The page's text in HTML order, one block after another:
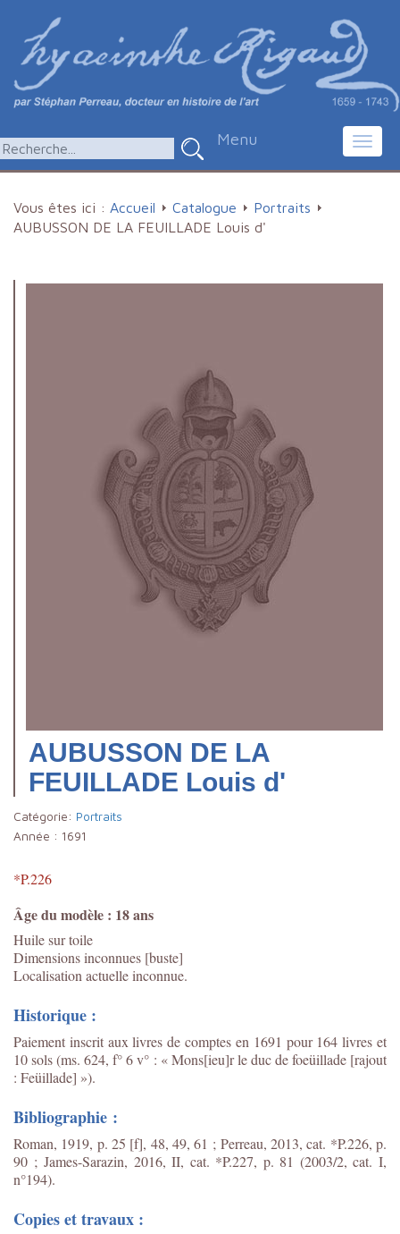
Menu
Vous êtes ici : Accueil Catalogue
Portraits
AUBUSSON DE LA FEUILLADE Louis d'
AUBUSSON DE LA
FEUILLADE Louis d'
Catégorie: Portraits
Année : 1691
*P.226
Âge du modèle : 18 ans
Huile sur toile
Dimensions inconnues [buste]
Localisation actuelle inconnue.
Historique :
Paiement inscrit aux livres de comptes en 1691 pour 164 livres et
10 sols (ms. 624, f° 6 v° : « Mons[ieu]r le duc de foeüillade [rajout
: Feüillade] »).
Bibliographie :
Roman, 1919, p. 25 [f], 48, 49, 61 ; Perreau, 2013, cat. *P.226, p.
90 ;James-Sarazin, 2016, II, cat. *P.227, p. 81 (2003/2, cat. I,
n°194).
Copies et travaux :